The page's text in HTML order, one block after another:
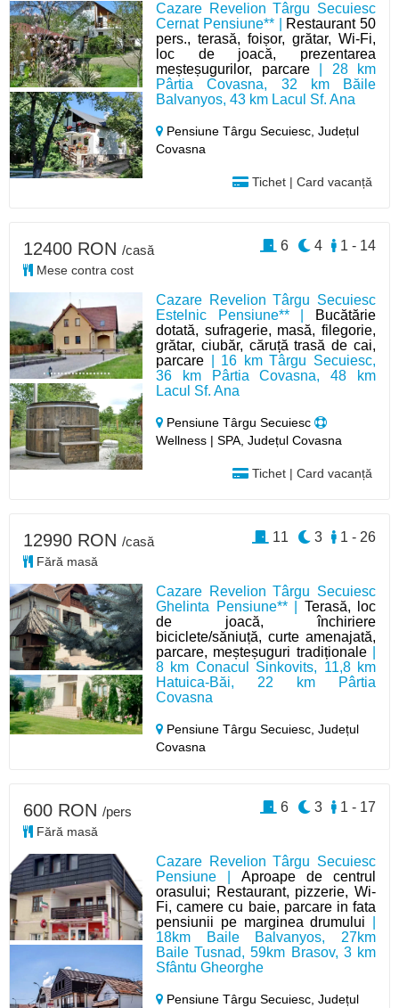
Cazare Revelion Târgu Secuiesc
Cernat Pensiune** |
Restaurant 50
pers., terasă, foișor, grătar, Wi-Fi,
loc de joacă, prezentarea
meșteșugurilor, parcare| 28 km
Pârtia Covasna, 32 km Băile
Balvanyos, 43 km Lacul Sf. Ana
Pensiune Târgu Secuiesc,Județul
Covasna
Tichet | Card vacanță
Cazare Revelion Târgu Secuiesc
Estelnic Pensiune** |
Bucătărie
dotată, sufragerie, masă, filegorie,
grătar, ciubăr, căruță trasă de cai,
parcare | 16 km Târgu Secuiesc,
36 km Pârtia Covasna, 48 km
Lacul Sf. Ana
Pensiune Târgu Secuiesc
Wellness | SPA, Județul Covasna
Tichet | Card vacanță
12400 RON /casă
Mese contra cost
1 - 14
4
6
Cazare Revelion Târgu Secuiesc
Ghelinta Pensiune** | Terasă, loc
de joacă, închiriere
biciclete/săniuță, curte amenajată,
parcare, meșteșuguri tradiționale|
8 km Conacul Sinkovits, 11,8 km
Hatuica-Băi, 22 km Pârtia
Covasna
Pensiune Târgu Secuiesc,Județul
Covasna
12990 RON /casă
Fără masă
1 - 26
3
11
Cazare Revelion Târgu Secuiesc
Pensiune | Aproape de centrul
orasului; Restaurant, pizzerie, Wi-
Fi, camere cu baie, parcare in fata
pensiunii pe marginea drumului
18km Baile Balvanyos, 27km
Baile Tusnad, 59km Brasov, 3 km
Sfântu Gheorghe
Pensiune Târgu Secuiesc,Județul
600 RON /pers
Fără masă
1 - 17
3
6